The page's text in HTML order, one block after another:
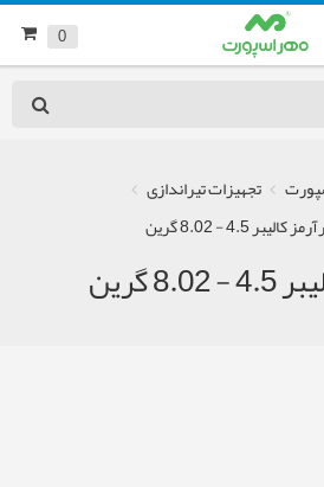
0
تجهیزات تیراندازی
4.5 - 8.02 گرین
گرین